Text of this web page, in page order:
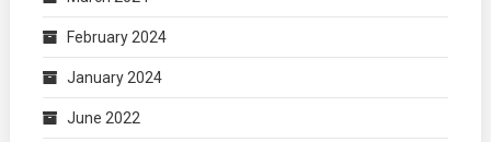
February 2024
January 2024
June 2022